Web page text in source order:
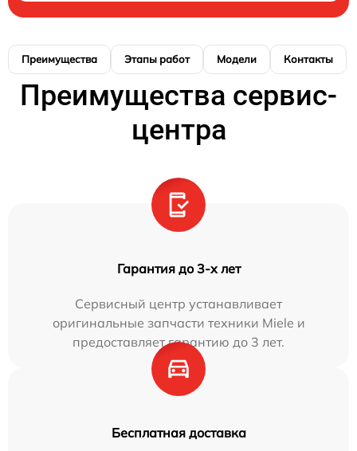
Преимущества Этапы работ Модели Контакты
Преимущества сервис-
центра
Гарантия до 3-х лет
Сервисный центр устанавливает
оригинальные запчасти техники Miele и
предоставляет гарантию до 3 лет.
Бесплатная доставка